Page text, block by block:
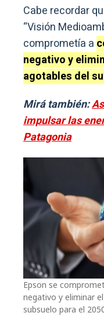
Cabe recordar
“Visión
comprometía a
negativo y
agotables del
Mirá también:
impulsar las
Patagonia
Epson se
negativo y eliminar
subsuelo para el